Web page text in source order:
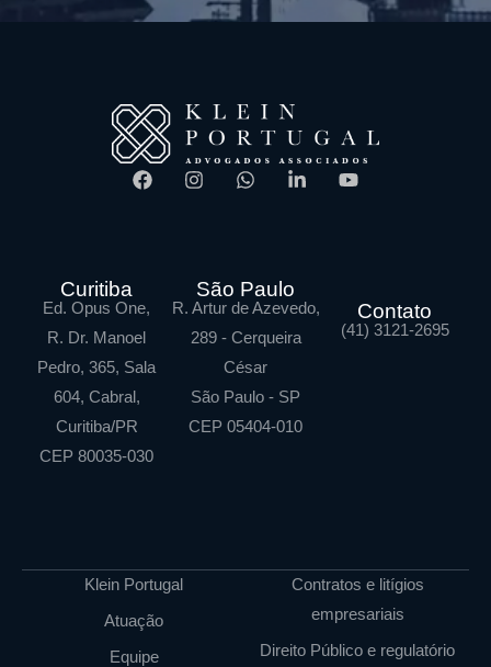
Curitiba
Ed. Opus One,
R. Dr. Manoel
Pedro, 365, Sala
604, Cabral,
Curitiba/PR
CEP 80035-030
São Paulo
R. Artur de Azevedo,
289 - Cerqueira
César
São Paulo - SP
CEP 05404-010
Contato
(41) 3121-2695
Klein Portugal
Atuação
Equipe
Contratos e litígios
empresariais
Direito Público e regulatório